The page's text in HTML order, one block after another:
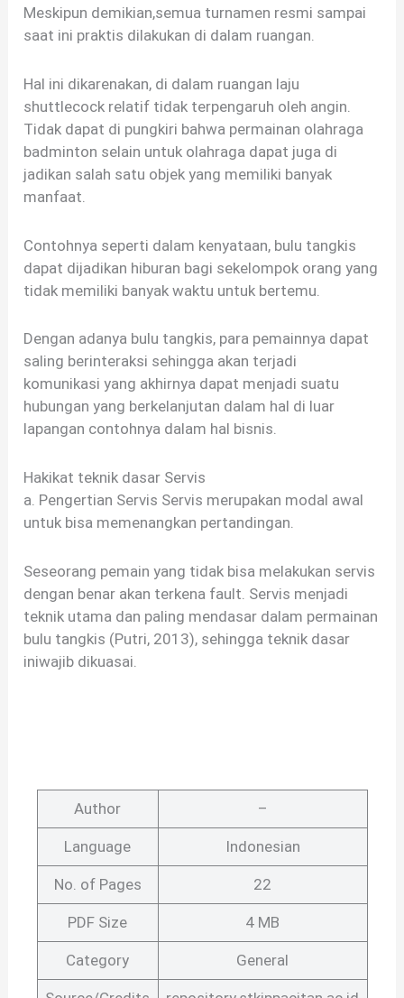
Meskipun demikian,semua turnamen resmi sampai
saat ini praktis dilakukan di dalam ruangan.
Hal ini dikarenakan, di dalam ruangan laju
shuttlecock relatif tidak terpengaruh oleh angin.
Tidak dapat di pungkiri bahwa permainan olahraga
badminton selain untuk olahraga dapat juga di
jadikan salah satu objek yang memiliki banyak
manfaat.
Contohnya seperti dalam kenyataan, bulu tangkis
dapat dijadikan hiburan bagi sekelompok orang yang
tidak memiliki banyak waktu untuk bertemu.
Dengan adanya bulu tangkis, para pemainnya dapat
saling berinteraksi sehingga akan terjadi
komunikasi yang akhirnya dapat menjadi suatu
hubungan yang berkelanjutan dalam hal di luar
lapangan contohnya dalam hal bisnis.
Hakikat teknik dasar Servis
a. Pengertian Servis Servis merupakan modal awal
untuk bisa memenangkan pertandingan.
Seseorang pemain yang tidak bisa melakukan servis
dengan benar akan terkena fault. Servis menjadi
teknik utama dan paling mendasar dalam permainan
bulu tangkis (Putri, 2013), sehingga teknik dasar
iniwajib dikuasai.
Author –
Language Indonesian
No. of Pages 22
PDF Size 4 MB
Category General